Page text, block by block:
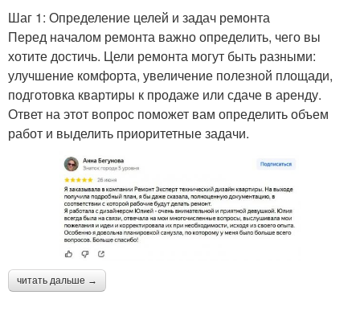
Шаг 1: Определение целей и задач ремонта
Перед началом ремонта важно определить, чего вы
хотите достичь. Цели ремонта могут быть разными:
улучшение комфорта, увеличение полезной площади,
подготовка квартиры к продаже или сдаче в аренду.
Ответ на этот вопрос поможет вам определить объем
работ и выделить приоритетные задачи.
читать дальше →